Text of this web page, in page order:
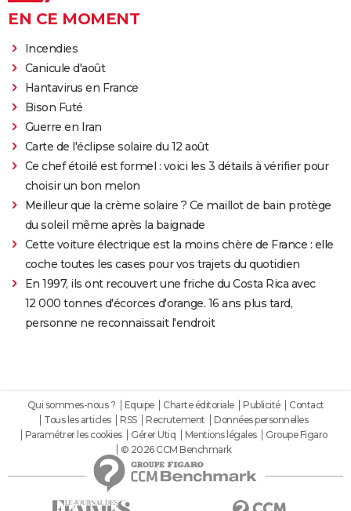
EN CE MOMENT
Incendies
Canicule d'août
Hantavirus en France
Bison Futé
Guerre en Iran
Carte de l'éclipse solaire du 12 août
Ce chef étoilé est formel : voici les 3 détails à vérifier pour
choisir un bon melon
Meilleur que la crème solaire ? Ce maillot de bain protège
du soleil même après la baignade
Cette voiture électrique est la moins chère de France : elle
coche toutes les cases pour vos trajets du quotidien
En 1997, ils ont recouvert une friche du Costa Rica avec
12 000 tonnes d'écorces d'orange. 16 ans plus tard,
personne ne reconnaissait l'endroit
Qui sommes-nous ? Equipe Charte éditoriale Publicité
Contact
Tous les articles
RSS Recrutement
Données personnelles
Paramétrer les cookies
Gérer Utiq Mentions légales
Groupe Figaro
© 2026 CCM Benchmark